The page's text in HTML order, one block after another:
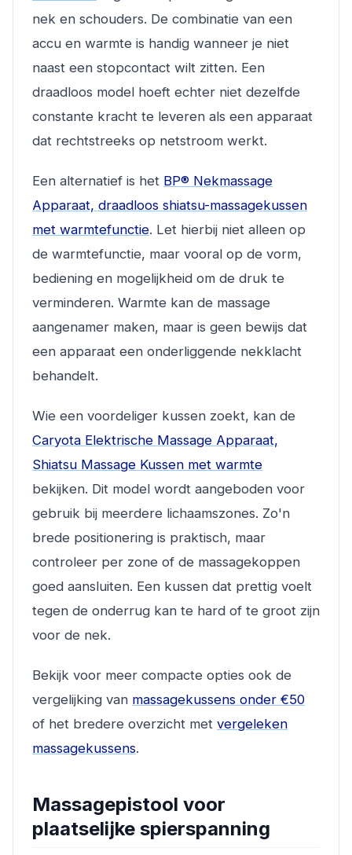
nek en schouders. De combinatie van een
accu en warmte is handig wanneer je niet
naast een stopcontact wilt zitten. Een
draadloos model hoeft echter niet dezelfde
constante kracht te leveren als een apparaat
dat rechtstreeks op netstroom werkt.
Een alternatief is het BP® Nekmassage
Apparaat, draadloos shiatsu-massagekussen
met warmtefunctie. Let hierbij niet alleen op
de warmtefunctie, maar vooral op de vorm,
bediening en mogelijkheid om de druk te
verminderen. Warmte kan de massage
aangenamer maken, maar is geen bewijs dat
een apparaat een onderliggende nekklacht
behandelt.
Wie een voordeliger kussen zoekt, kan de
Caryota Elektrische Massage Apparaat,
Shiatsu Massage Kussen met warmte
bekijken. Dit model wordt aangeboden voor
gebruik bij meerdere lichaamszones. Zo'n
brede positionering is praktisch, maar
controleer per zone of de massagekoppen
goed aansluiten. Een kussen dat prettig voelt
tegen de onderrug kan te hard of te groot zijn
voor de nek.
Bekijk voor meer compacte opties ook de
vergelijking van massagekussens onder €50
of het bredere overzicht met vergeleken
massagekussens.
Massagepistool voor
plaatselijke spierspanning